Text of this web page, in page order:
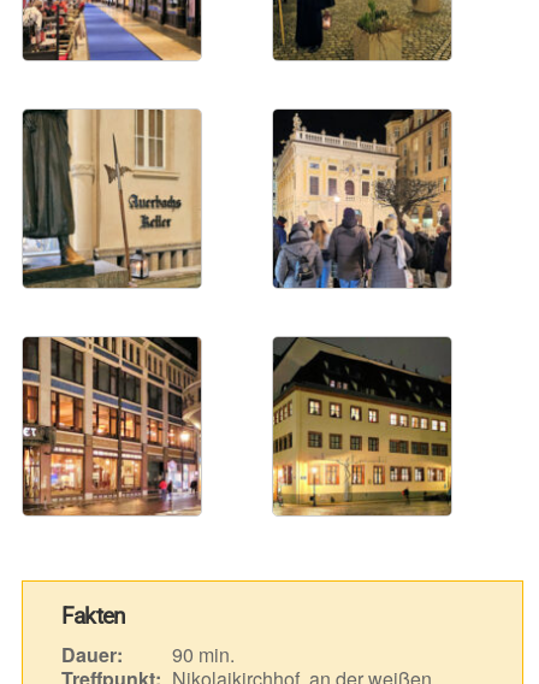
Fakten
Dauer:
90 min.
Treffpunkt: Nikolaikirchhof, an der weißen